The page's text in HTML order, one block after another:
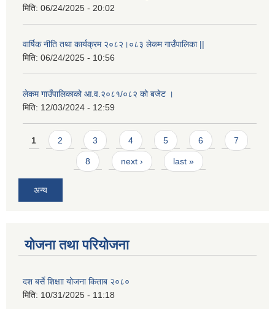
मिति: 06/24/2025 - 20:02
वार्षिक नीति तथा कार्यक्रम २०८२।०८३ लेकम गाउँपालिका ||
मिति: 06/24/2025 - 10:56
लेकम गाउँपालिकाको आ.व.२०८१/०८२ को बजेट ।
मिति: 12/03/2024 - 12:59
Pages
1 2 3 4 5 6 7
8 next › last »
अन्य
योजना तथा परियोजना
दश बर्से शिक्षाा योजना किताब २०८०
मिति: 10/31/2025 - 11:18